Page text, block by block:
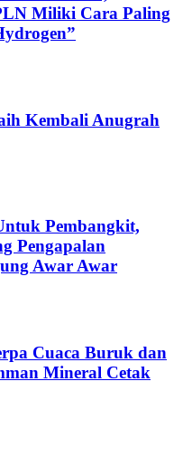
Miliki Cara Paling
Kembali Anugrah
Pembangkit,
Pengapalan
Awar Awar
Cuaca Buruk dan
Mineral Cetak